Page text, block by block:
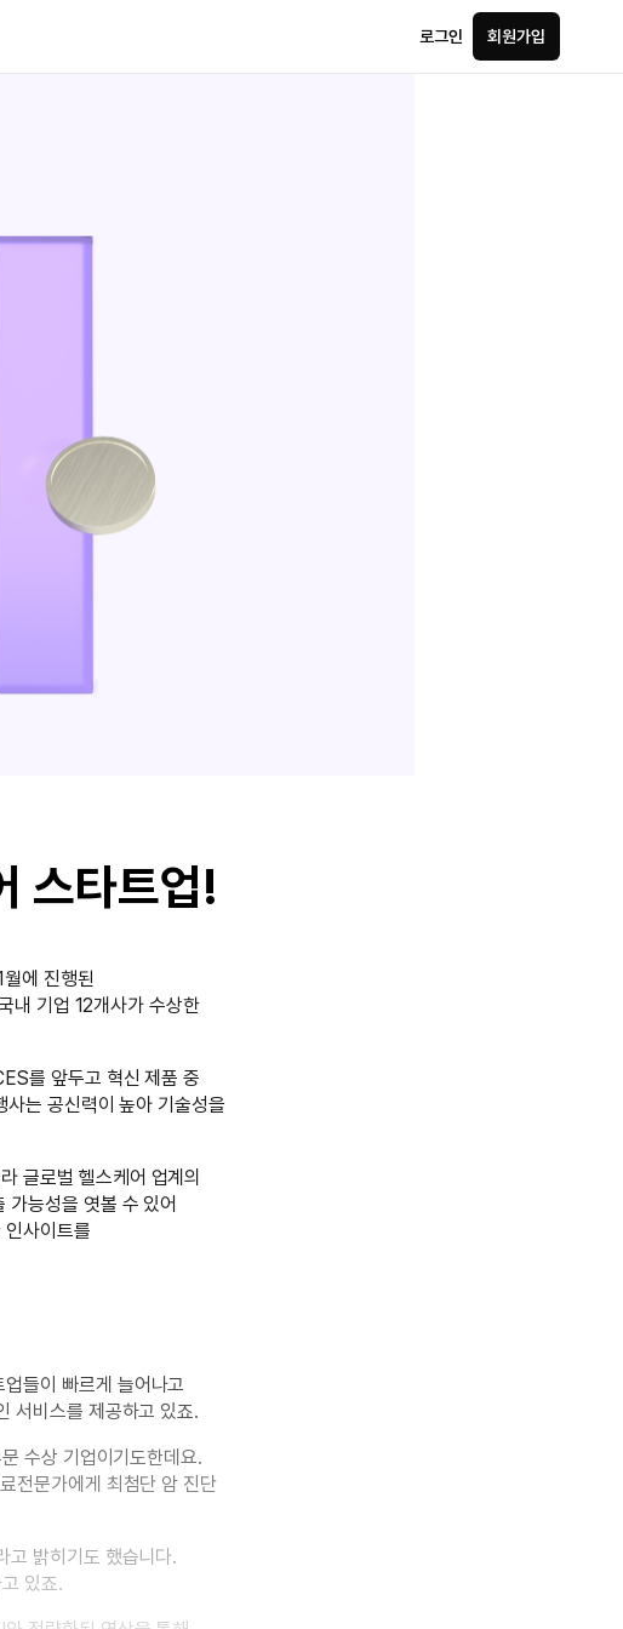
로그인 회원가입
스타트업!
에 진행된
내 기업 12개사가 수상한
를 앞두고 혁신 제품 중
는 공신력이 높아 기술성을
글로벌 헬스케어 업계의
가능성을 엿볼 수 있어
사이트를
들이 빠르게 늘어나고
서비스를 제공하고 있죠.
수상 기업이기도한데요.
전문가에게 최첨단 암 진단
고 밝히기도 했습니다.
있죠.